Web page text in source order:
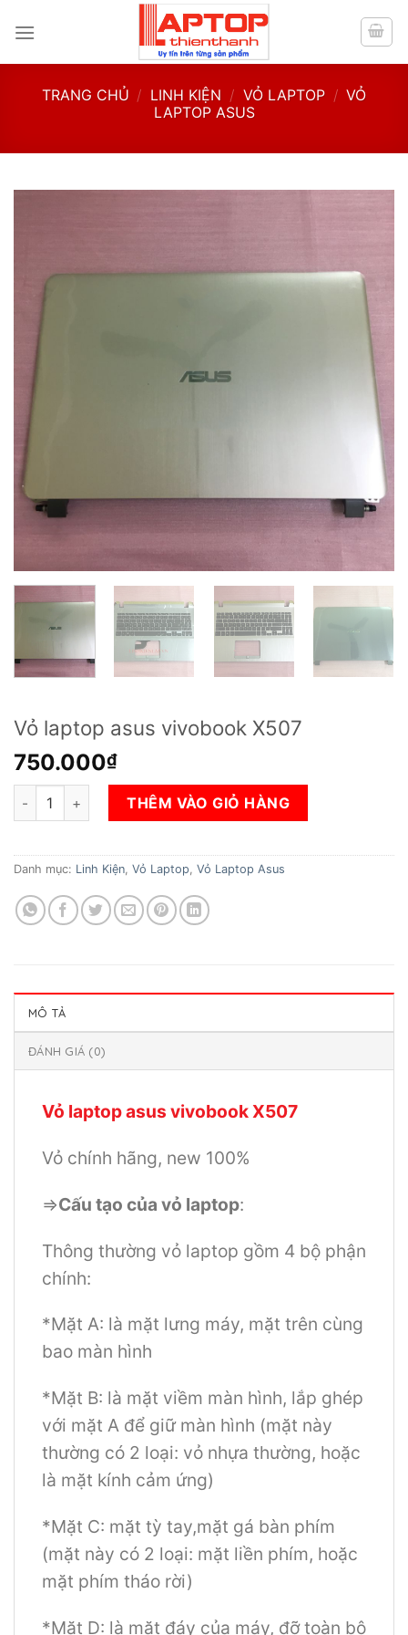
TRANG CHỦ / LINH KIỆN / VỎ LAPTOP / VỎ
LAPTOP ASUS
Vỏ laptop asus vivobook X507
750.000₫
Vỏ laptop asus vivobook X507 số lượng
THÊM VÀO GIỎ HÀNG
Danh mục: Linh Kiện, Vỏ Laptop, Vỏ Laptop Asus
MÔ TẢ
ĐÁNH GIÁ (0)
Vỏ laptop asus vivobook X507
Vỏ chính hãng, new 100%
=>Cấu tạo của vỏ laptop:
Thông thường vỏ laptop gồm 4 bộ phận
chính:
*Mặt A: là mặt lưng máy, mặt trên cùng
bao màn hình
*Mặt B: là mặt viềm màn hình, lắp ghép
với mặt A để giữ màn hình (mặt này
thường có 2 loại: vỏ nhựa thường, hoặc
là mặt kính cảm ứng)
*Mặt C: mặt tỳ tay,mặt gá bàn phím
(mặt này có 2 loại: mặt liền phím, hoặc
mặt phím tháo rời)
*Mặt D: là mặt đáy của máy, đỡ toàn bộ